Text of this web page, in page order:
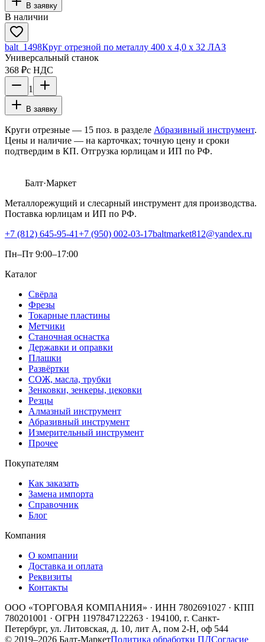
В заявку
В наличии
balt_1498Круг отрезной по металлу 400 х 4,0 х 32 ЛАЗ
Универсальный станок
368 ₽с НДС
1
В заявку
Круги отрезные — 15 поз. в разделе Абразивный инструмент.
Цены и наличие — на карточках; точную цену и сроки
подтвердим в КП. Отгрузка юрлицам и ИП по РФ.
Балт·Маркет
Металлорежущий и слесарный инструмент для производства.
Поставка юрлицам и ИП по РФ.
+7 (812) 645-95-41+7 (950) 002-03-17baltmarket812@yandex.ru
Пн–Пт 9:00–17:00
Каталог
Свёрла
Фрезы
Токарные пластины
Метчики
Станочная оснастка
Державки и оправки
Плашки
Развёртки
СОЖ, масла, трубки
Зенковки, зенкеры, цековки
Резцы
Алмазный инструмент
Абразивный инструмент
Измерительный инструмент
Прочее
Покупателям
Как заказать
Замена импорта
Справочник
Блог
Компания
О компании
Доставка и оплата
Реквизиты
Контакты
ООО «ТОРГОВАЯ КОМПАНИЯ» · ИНН 7802691027 · КПП
780201001 · ОГРН 1197847122263 · 194100, г. Санкт-
Петербург, ул. Литовская, д. 10, лит А, пом 2-Н, оф 544
© 2019–2026 Балт-МаркетПолитика обработки ПДСогласие